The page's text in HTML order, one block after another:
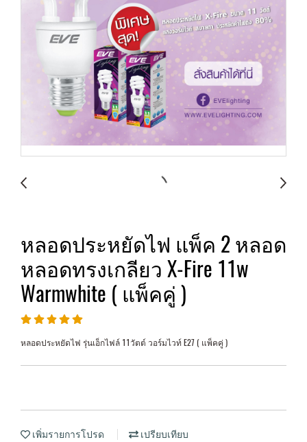
หลอดประหยัดไฟ แพ็ค 2 หลอด
หลอดทรงเกลียว X-Fire 11w
Warmwhite ( แพ็คคู่ )
หลอดประหยัดไฟ รุ่นเอ็กไฟล์ 11วัตต์ วอร์มไวท์ E27 ( แพ็คคู่ )
เพิ่มรายการโปรด เปรียบเทียบ